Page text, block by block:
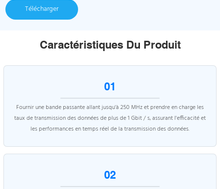
Télécharger
Caractéristiques Du Produit
01
Fournir une bande passante allant jusqu'à 250 MHz et prendre en charge les
taux de transmission des données de plus de 1 Gbit / s, assurant l'efficacité et
les performances en temps réel de la transmission des données.
02